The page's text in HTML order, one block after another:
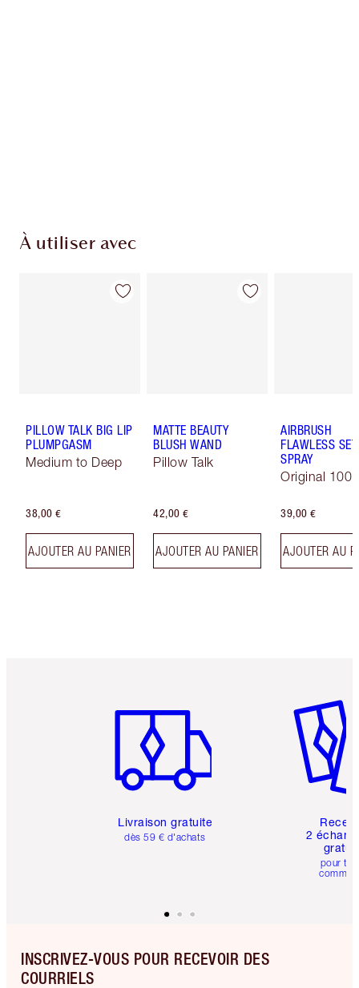
À utiliser avec
PILLOW TALK BIG LIP
PLUMPGASM
Medium to Deep
38,00 €
AJOUTER AU PANIER
MATTE BEAUTY
BLUSH WAND
Pillow Talk
42,00 €
AJOUTER AU PANIER
AIRBRUSH
FLAWLESS
SPRAY
Original 100
39,00 €
AJOUTER AU
Livraison gratuite
dès 59 € d'achats
2
pour
INSCRIVEZ-VOUS POUR RECEVOIR DES
COURRIELS